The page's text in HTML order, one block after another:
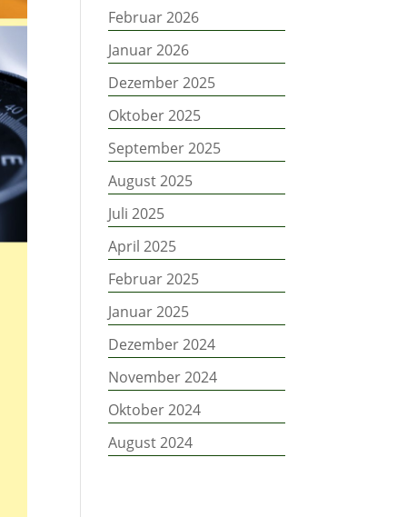
Februar 2026
Januar 2026
Dezember 2025
Oktober 2025
September 2025
August 2025
Juli 2025
April 2025
Februar 2025
Januar 2025
Dezember 2024
November 2024
Oktober 2024
August 2024